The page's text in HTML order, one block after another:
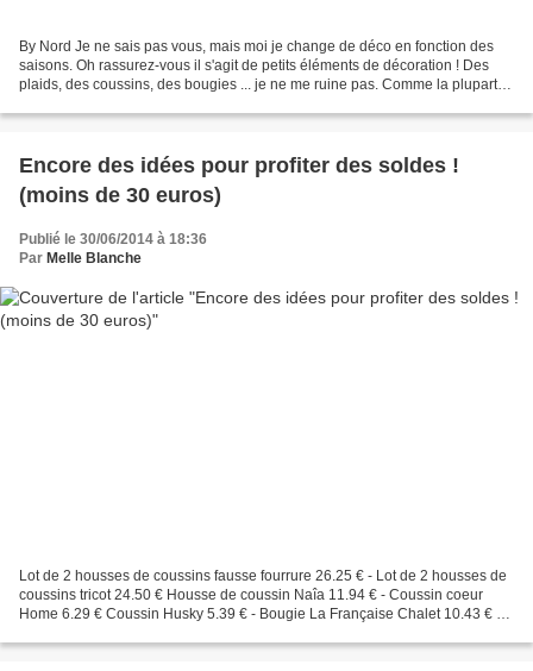
By Nord Je ne sais pas vous, mais moi je change de déco en fonction des
saisons. Oh rassurez-vous il s'agit de petits éléments de décoration ! Des
plaids, des coussins, des bougies ... je ne me ruine pas. Comme la plupart
Encore des idées pour profiter des soldes !
(moins de 30 euros)
Publié le 30/06/2014 à 18:36
Par Melle Blanche
Lot de 2 housses de coussins fausse fourrure 26.25 € - Lot de 2 housses de
coussins tricot 24.50 € Housse de coussin Naîa 11.94 € - Coussin coeur
Home 6.29 € Coussin Husky 5.39 € - Bougie La Française Chalet 10.43 € et